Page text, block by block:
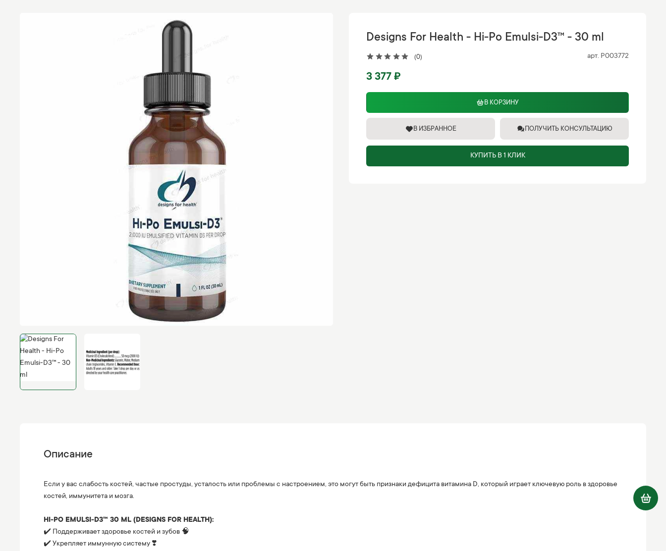
(0) арт. P003772
Designs For Health - Hi-Po Emulsi-D3™ - 30 ml
3 377 ₽
В КОРЗИНУ
В ИЗБРАННОЕ ПОЛУЧИТЬ КОНСУЛЬТАЦИЮ
КУПИТЬ В 1 КЛИК
Описание
Если у вас слабость костей, частые простуды, усталость или проблемы с настроением, это могут быть признаки дефицита витамина D, который играет ключевую роль в здоровье
костей, иммунитета и мозга.
HI-PO EMULSI-D3™ 30 ML (DESIGNS FOR HEALTH):
✔️ Поддерживает здоровье костей и зубов 🧠
✔️ Укрепляет иммунную систему ❣️